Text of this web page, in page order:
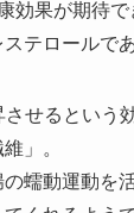
効果が期待で
テロールで
せるという
」。
蠕動運動を